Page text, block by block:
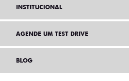
INSTITUCIONAL
AGENDE UM TEST DRIVE
BLOG